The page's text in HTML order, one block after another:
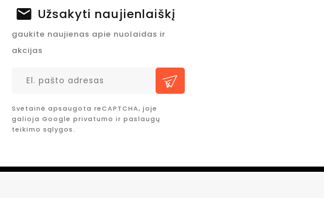
Užsakyti naujienlaiškį
gaukite naujienas apie nuolaidas ir
akcijas
Svetainė apsaugota reCAPTCHA, joje
galioja Google privatumo ir paslaugų
teikimo sąlygos.